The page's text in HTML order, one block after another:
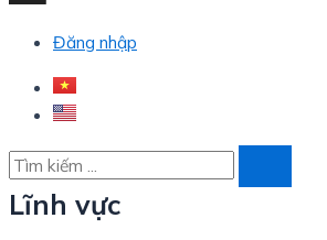
Đăng nhập
Lĩnh vực